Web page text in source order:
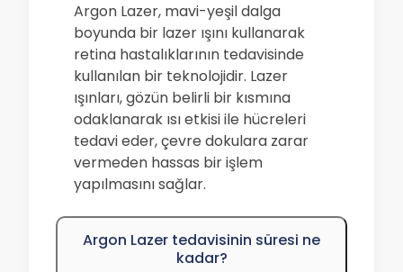
Argon Lazer, mavi-yeşil dalga
boyunda bir lazer ışını kullanarak
retina hastalıklarının tedavisinde
kullanılan bir teknolojidir. Lazer
ışınları, gözün belirli bir kısmına
odaklanarak ısı etkisi ile hücreleri
tedavi eder, çevre dokulara zarar
vermeden hassas bir işlem
yapılmasını sağlar.
Argon Lazer tedavisinin süresi ne
kadar?